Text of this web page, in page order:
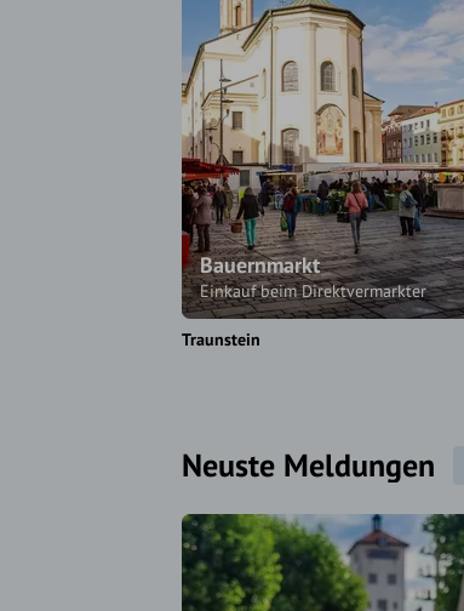
Bauernmarkt
Einkauf beim Direktvermarkter
Traunstein
Neuste Meldungen